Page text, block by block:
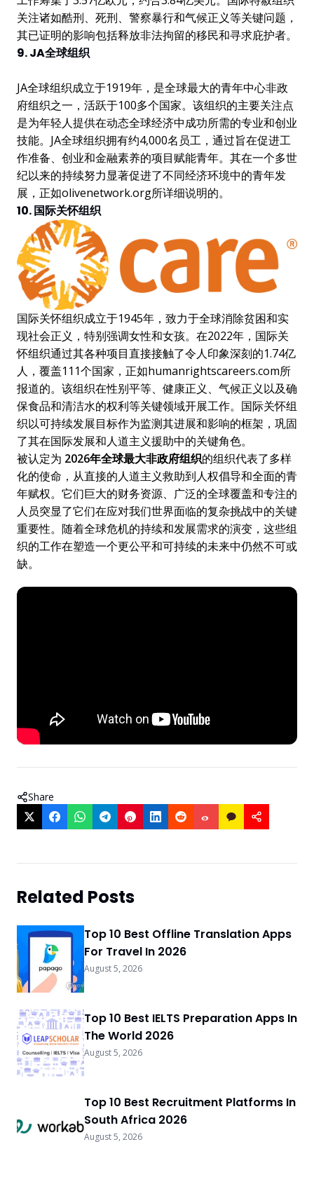
关注诸如酷刑、死刑、警察暴行和气候正义等关键问题，
其已证明的影响包括释放非法拘留的移民和寻求庇护者。
9. JA全球组织
JA全球组织成立于1919年，是全球最大的青年中心非政
府组织之一，活跃于100多个国家。该组织的主要关注点
是为年轻人提供在动态全球经济中成功所需的专业和创业
技能。JA全球组织拥有约4,000名员工，通过旨在促进工
作准备、创业和金融素养的项目赋能青年。其在一个多世
纪以来的持续努力显著促进了不同经济环境中的青年发
展，正如olivenetwork.org所详细说明的。
10. 国际关怀组织
国际关怀组织成立于1945年，致力于全球消除贫困和实
现社会正义，特别强调女性和女孩。在2022年，国际关
怀组织通过其各种项目直接接触了令人印象深刻的1.74亿
人，覆盖111个国家，正如humanrightscareers.com所
报道的。该组织在性别平等、健康正义、气候正义以及确
保食品和清洁水的权利等关键领域开展工作。国际关怀组
织以可持续发展目标作为监测其进展和影响的框架，巩固
了其在国际发展和人道主义援助中的关键角色。
被认定为 2026年全球最大非政府组织的组织代表了多样
化的使命，从直接的人道主义救助到人权倡导和全面的青
年赋权。它们巨大的财务资源、广泛的全球覆盖和专注的
人员突显了它们在应对我们世界面临的复杂挑战中的关键
重要性。随着全球危机的持续和发展需求的演变，这些组
织的工作在塑造一个更公平和可持续的未来中仍然不可或
缺。
Share
Related Posts
Top 10 Best Offline Translation Apps
For Travel In 2026
August 5, 2026
Top 10 Best IELTS Preparation Apps In
The World 2026
August 5, 2026
Top 10 Best Recruitment Platforms In
South Africa 2026
August 5, 2026